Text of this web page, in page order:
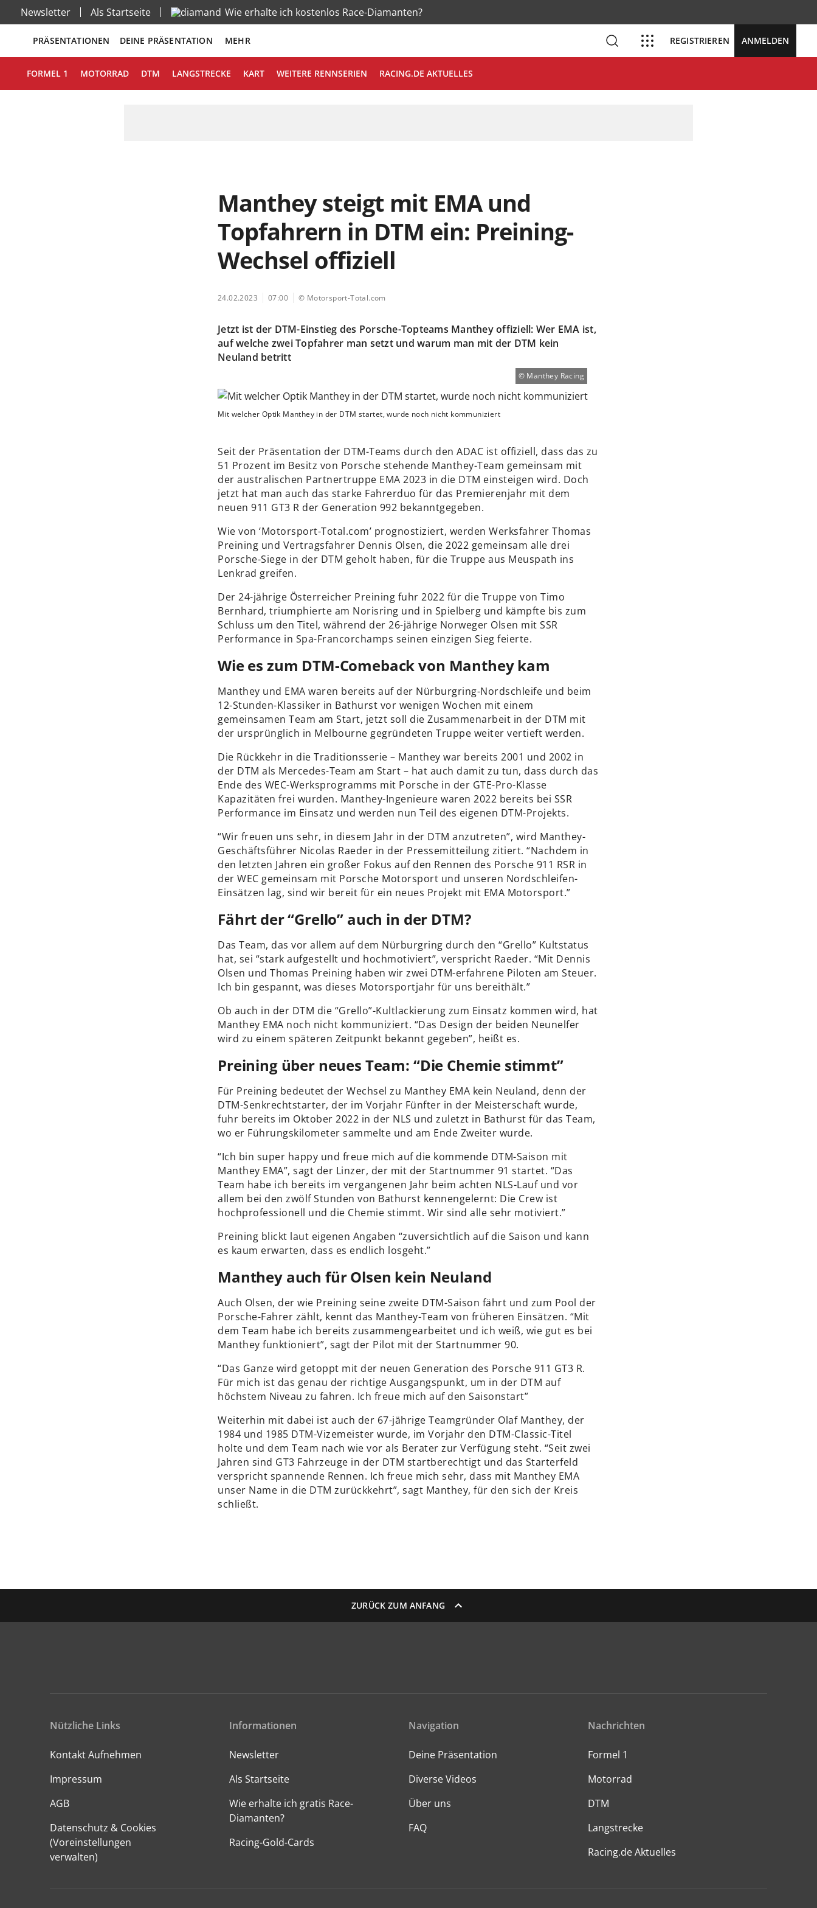
Newsletter Als Startseite Wie erhalte ich kostenlos Race-Diamanten?
PRÄSENTATIONEN DEINE PRÄSENTATION MEHR REGISTRIEREN ANMELDEN
FORMEL 1 MOTORRAD DTM LANGSTRECKE KART WEITERE RENNSERIEN RACING.DE AKTUELLES
Manthey steigt mit EMA und
Topfahrern in DTM ein: Preining-
Wechsel offiziell
24.02.2023 07:00 © Motorsport-Total.com
Jetzt ist der DTM-Einstieg des Porsche-Topteams Manthey offiziell: Wer EMA ist,
auf welche zwei Topfahrer man setzt und warum man mit der DTM kein
Neuland betritt
Mit welcher Optik Manthey in der DTM startet, wurde noch nicht kommuniziert
Manthey Racing
Seit der Präsentation der DTM-Teams durch den ADAC ist offiziell, dass das zu
51 Prozent im Besitz von Porsche stehende Manthey-Team gemeinsam mit
der australischen Partnertruppe EMA 2023 in die DTM einsteigen wird. Doch
jetzt hat man auch das starke Fahrerduo für das Premierenjahr mit dem
neuen 911 GT3 R der Generation 992 bekanntgegeben.
Wie von ‘Motorsport-Total.com’ prognostiziert, werden Werksfahrer Thomas
Preining und Vertragsfahrer Dennis Olsen, die 2022 gemeinsam alle drei
Porsche-Siege in der DTM geholt haben, für die Truppe aus Meuspath ins
Lenkrad greifen.
Der 24-jährige Österreicher Preining fuhr 2022 für die Truppe von Timo
Bernhard, triumphierte am Norisring und in Spielberg und kämpfte bis zum
Schluss um den Titel, während der 26-jährige Norweger Olsen mit SSR
Performance in Spa-Francorchamps seinen einzigen Sieg feierte.
Wie es zum DTM-Comeback von Manthey kam
Manthey und EMA waren bereits auf der Nürburgring-Nordschleife und beim
12-Stunden-Klassiker in Bathurst vor wenigen Wochen mit einem
gemeinsamen Team am Start, jetzt soll die Zusammenarbeit in der DTM mit
der ursprünglich in Melbourne gegründeten Truppe weiter vertieft werden.
Die Rückkehr in die Traditionsserie – Manthey war bereits 2001 und 2002 in
der DTM als Mercedes-Team am Start – hat auch damit zu tun, dass durch das
Ende des WEC-Werksprogramms mit Porsche in der GTE-Pro-Klasse
Kapazitäten frei wurden. Manthey-Ingenieure waren 2022 bereits bei SSR
Performance im Einsatz und werden nun Teil des eigenen DTM-Projekts.
“Wir freuen uns sehr, in diesem Jahr in der DTM anzutreten”, wird Manthey-
Geschäftsführer Nicolas Raeder in der Pressemitteilung zitiert. “Nachdem in
den letzten Jahren ein großer Fokus auf den Rennen des Porsche 911 RSR in
der WEC gemeinsam mit Porsche Motorsport und unseren Nordschleifen-
Einsätzen lag, sind wir bereit für ein neues Projekt mit EMA Motorsport.”
Fährt der “Grello” auch in der DTM?
Das Team, das vor allem auf dem Nürburgring durch den “Grello” Kultstatus
hat, sei “stark aufgestellt und hochmotiviert”, verspricht Raeder. “Mit Dennis
Olsen und Thomas Preining haben wir zwei DTM-erfahrene Piloten am Steuer.
Ich bin gespannt, was dieses Motorsportjahr für uns bereithält.”
Ob auch in der DTM die “Grello”-Kultlackierung zum Einsatz kommen wird, hat
Manthey EMA noch nicht kommuniziert. “Das Design der beiden Neunelfer
wird zu einem späteren Zeitpunkt bekannt gegeben”, heißt es.
Preining über neues Team: “Die Chemie stimmt”
Für Preining bedeutet der Wechsel zu Manthey EMA kein Neuland, denn der
DTM-Senkrechtstarter, der im Vorjahr Fünfter in der Meisterschaft wurde,
fuhr bereits im Oktober 2022 in der NLS und zuletzt in Bathurst für das Team,
wo er Führungskilometer sammelte und am Ende Zweiter wurde.
“Ich bin super happy und freue mich auf die kommende DTM-Saison mit
Manthey EMA”, sagt der Linzer, der mit der Startnummer 91 startet. “Das
Team habe ich bereits im vergangenen Jahr beim achten NLS-Lauf und vor
allem bei den zwölf Stunden von Bathurst kennengelernt: Die Crew ist
hochprofessionell und die Chemie stimmt. Wir sind alle sehr motiviert.”
Preining blickt laut eigenen Angaben “zuversichtlich auf die Saison und kann
es kaum erwarten, dass es endlich losgeht.”
Manthey auch für Olsen kein Neuland
Auch Olsen, der wie Preining seine zweite DTM-Saison fährt und zum Pool der
Porsche-Fahrer zählt, kennt das Manthey-Team von früheren Einsätzen. “Mit
dem Team habe ich bereits zusammengearbeitet und ich weiß, wie gut es bei
Manthey funktioniert”, sagt der Pilot mit der Startnummer 90.
“Das Ganze wird getoppt mit der neuen Generation des Porsche 911 GT3 R.
Für mich ist das genau der richtige Ausgangspunkt, um in der DTM auf
höchstem Niveau zu fahren. Ich freue mich auf den Saisonstart”
Weiterhin mit dabei ist auch der 67-jährige Teamgründer Olaf Manthey, der
1984 und 1985 DTM-Vizemeister wurde, im Vorjahr den DTM-Classic-Titel
holte und dem Team nach wie vor als Berater zur Verfügung steht. “Seit zwei
Jahren sind GT3 Fahrzeuge in der DTM startberechtigt und das Starterfeld
verspricht spannende Rennen. Ich freue mich sehr, dass mit Manthey EMA
unser Name in die DTM zurückkehrt”, sagt Manthey, für den sich der Kreis
schließt.
ZURÜCK ZUM ANFANG
Nützliche Links
Kontakt Aufnehmen
Impressum
AGB
Datenschutz & Cookies
(Voreinstellungen
verwalten)
Informationen
Newsletter
Als Startseite
Wie erhalte ich gratis Race-
Diamanten?
Racing-Gold-Cards
Navigation
Deine Präsentation
Diverse Videos
Über uns
FAQ
Nachrichten
Formel 1
Motorrad
DTM
Langstrecke
Racing.de Aktuelles